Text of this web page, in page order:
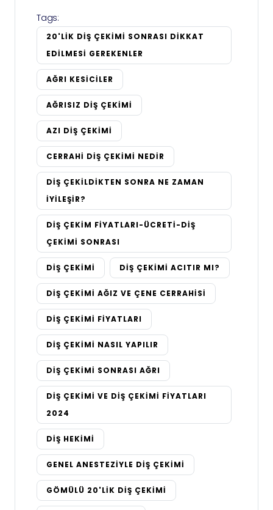
Tags:
20'LIK DIŞ ÇEKIMI SONRASI DIKKAT
EDILMESI GEREKENLER
AĞRI KESICILER
AĞRISIZ DIŞ ÇEKIMI
AZI DIŞ ÇEKIMI
CERRAHI DIŞ ÇEKIMI NEDIR
DIŞ ÇEKILDIKTEN SONRA NE ZAMAN
İYILEŞIR?
DIŞ ÇEKIM FIYATLARI-ÜCRETI-DIŞ
ÇEKIMI SONRASI
DIŞ ÇEKIMI DIŞ ÇEKIMI ACITIR MI?
DIŞ ÇEKIMI AĞIZ VE ÇENE CERRAHISI
DIŞ ÇEKIMI FIYATLARI
DIŞ ÇEKIMI NASIL YAPILIR
DIŞ ÇEKIMI SONRASI AĞRI
DIŞ ÇEKIMI VE DIŞ ÇEKIMI FIYATLARI
2024
DIŞ HEKIMI
GENEL ANESTEZIYLE DIŞ ÇEKIMI
GÖMÜLÜ 20'LIK DIŞ ÇEKIMI